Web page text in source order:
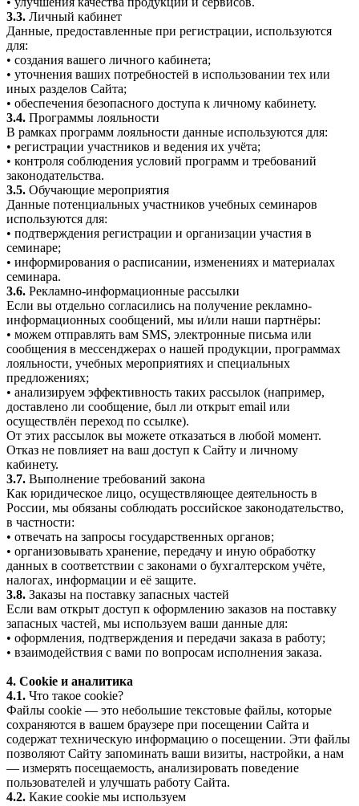
3.3. Личный кабинет
Данные, предоставленные при регистрации, используются
для:
• создания вашего личного кабинета;
• уточнения ваших потребностей в использовании тех или
иных разделов Сайта;
• обеспечения безопасного доступа к личному кабинету.
3.4. Программы лояльности
В рамках программ лояльности данные используются для:
• регистрации участников и ведения их учёта;
• контроля соблюдения условий программ и требований
законодательства.
3.5. Обучающие мероприятия
Данные потенциальных участников учебных семинаров
используются для:
• подтверждения регистрации и организации участия в
семинаре;
• информирования о расписании, изменениях и материалах
семинара.
3.6. Рекламно-информационные рассылки
Если вы отдельно согласились на получение рекламно-
информационных сообщений, мы и/или наши партнёры:
• можем отправлять вам SMS, электронные письма или
сообщения в мессенджерах о нашей продукции, программах
лояльности, учебных мероприятиях и специальных
предложениях;
• анализируем эффективность таких рассылок (например,
доставлено ли сообщение, был ли открыт email или
осуществлён переход по ссылке).
От этих рассылок вы можете отказаться в любой момент.
Отказ не повлияет на ваш доступ к Сайту и личному
кабинету.
3.7. Выполнение требований закона
Как юридическое лицо, осуществляющее деятельность в
России, мы обязаны соблюдать российское законодательство,
в частности:
• отвечать на запросы государственных органов;
• организовывать хранение, передачу и иную обработку
данных в соответствии с законами о бухгалтерском учёте,
налогах, информации и её защите.
3.8. Заказы на поставку запасных частей
Если вам открыт доступ к оформлению заказов на поставку
запасных частей, мы используем ваши данные для:
• оформления, подтверждения и передачи заказа в работу;
• взаимодействия с вами по вопросам исполнения заказа.
4. Cookie и аналитика
4.1. Что такое cookie?
Файлы cookie — это небольшие текстовые файлы, которые
сохраняются в вашем браузере при посещении Сайта и
содержат техническую информацию о посещении. Эти файлы
позволяют Сайту запоминать ваши визиты, настройки, а нам
— измерять посещаемость, анализировать поведение
пользователей и улучшать работу Сайта.
4.2. Какие cookie мы используем